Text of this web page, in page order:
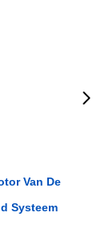
Van De
Systeem